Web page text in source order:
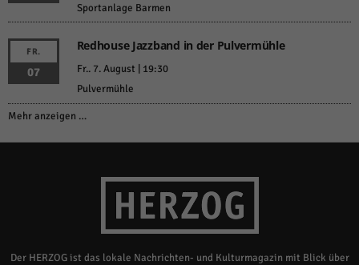
Sportanlage Barmen
FR.
07
Redhouse Jazzband in der Pulvermühle
Fr.. 7. August | 19:30
Pulvermühle
Mehr anzeigen …
Der HERZOG ist das lokale Nachrichten- und Kulturmagazin mit Blick über